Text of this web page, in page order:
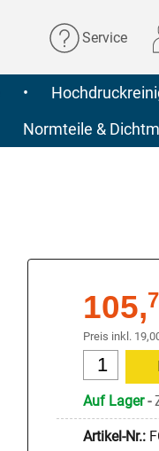
Service
•
Normteile &
105,
Preis inkl.
Auf Lager-
Artikel-Nr.: